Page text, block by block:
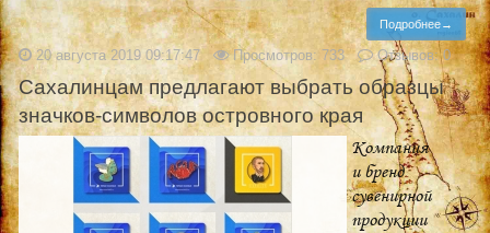
Подробнее→
20 августа 2019 09:17:47 Просмотров: 733 Отзывов: 0
Сахалинцам предлагают выбрать образцы
значков-символов островного края
Компания
и бренд
сувенирной
продукции